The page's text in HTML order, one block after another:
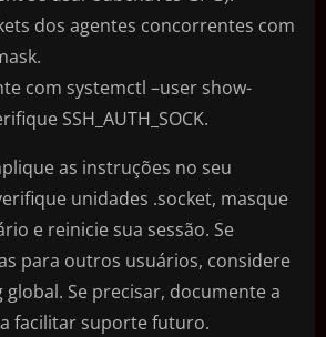
dos agentes concorrentes com
com systemctl –user show-
SSH_AUTH_SOCK.
as instruções no seu
unidades .socket, masque
e reinicie sua sessão. Se
para outros usuários, considere
Se precisar, documente a
facilitar suporte futuro.